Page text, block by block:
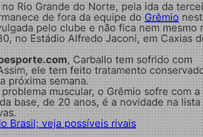
Rio Grande do Norte, pela ida da
de fora da equipe doGrêmio
pelo clube e não fica nem mesmo
no Estádio Alfredo Jaconi, em Caxias
, Carballo tem sofrido com
ele tem feito tratamento
próxima semana.
muscular, o Grêmio sofre com a
base, de 20 anos, é a novidade na lista
Brasil; veja possíveis rivais